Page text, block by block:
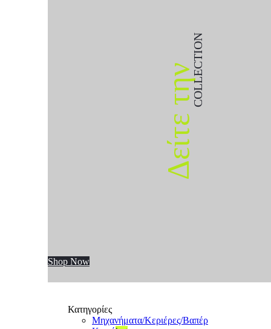
Δείτε τηνCOLLECTION
Shop Now
Κατηγορίες
Μηχανήματα/Κεριέρες/Βαπέρ